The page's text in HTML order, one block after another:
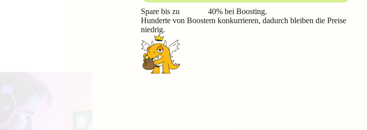
Spare bis zu 40% bei Boosting.
Hunderte von Boostern konkurrieren, dadurch bleiben die Preise
niedrig.